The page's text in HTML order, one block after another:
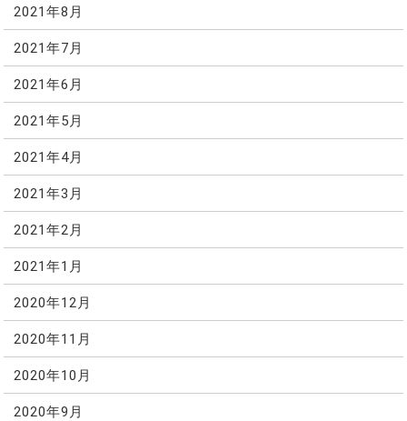
2021年8月
2021年7月
2021年6月
2021年5月
2021年4月
2021年3月
2021年2月
2021年1月
2020年12月
2020年11月
2020年10月
2020年9月